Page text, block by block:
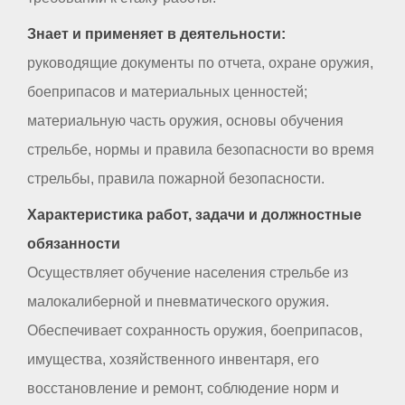
Знает и применяет в деятельности:
руководящие документы по отчета, охране оружия,
боеприпасов и материальных ценностей;
материальную часть оружия, основы обучения
стрельбе, нормы и правила безопасности во время
стрельбы, правила пожарной безопасности.
Характеристика работ, задачи и должностные
обязанности
Осуществляет обучение населения стрельбе из
малокалиберной и пневматического оружия.
Обеспечивает сохранность оружия, боеприпасов,
имущества, хозяйственного инвентаря, его
восстановление и ремонт, соблюдение норм и